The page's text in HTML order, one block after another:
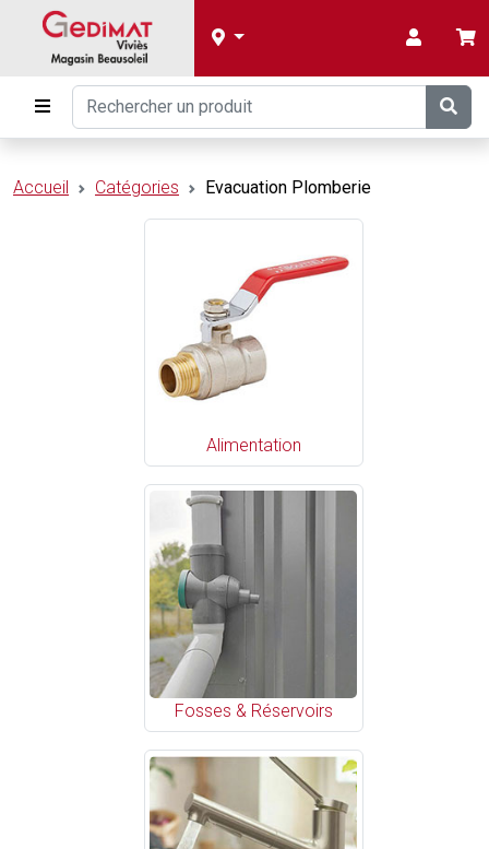
Accueil Catégories Evacuation Plomberie
Alimentation
Fosses & Réservoirs